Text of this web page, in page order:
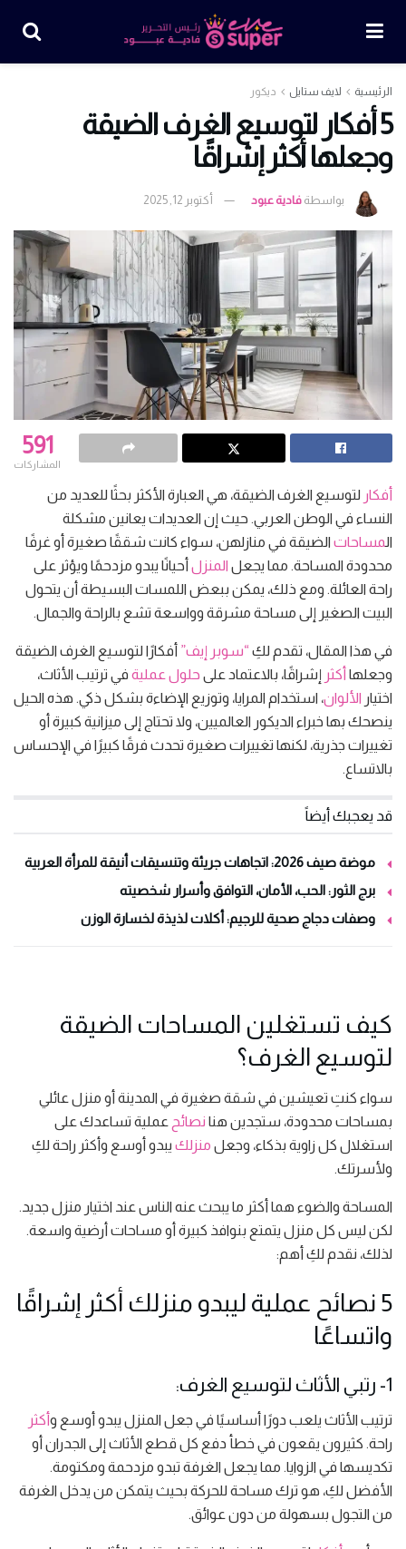
الرئيسية لايف ستايل ديكور
5 أفكار لتوسيع الغرف الضيقة
وجعلها أكثر إشراقًا
بواسطة فادية عبود أكتوبر 12, 2025
591
المشاركات
أفكار لتوسيع الغرف الضيقة، هي العبارة الأكثر بحثًا للعديد من
النساء في الوطن العربي. حيث إن العديدات يعانين مشكلة
المساحات الضيقة في منازلهن، سواء كانت شققًا صغيرة أو غرفًا
محدودة المساحة. مما يجعل المنزل أحيانًا يبدو مزدحمًا ويؤثر على
راحة العائلة. ومع ذلك، يمكن ببعض اللمسات البسيطة أن يتحول
البيت الصغير إلى مساحة مشرقة وواسعة تشع بالراحة والجمال.
في هذا المقال، تقدم لكِ “سوبر إيف” أفكارًا لتوسيع الغرف الضيقة
وجعلها أكثر إشراقًا، بالاعتماد على حلول عملية في ترتيب الأثاث،
اختيار الألوان، استخدام المرايا، وتوزيع الإضاءة بشكل ذكي. هذه الحيل
ينصحك بها خبراء الديكور العالميين، ولا تحتاج إلى ميزانية كبيرة أو
تغييرات جذرية، لكنها تغييرات صغيرة تحدث فرقًا كبيرًا في الإحساس
بالاتساع.
قد يعجبك أيضاً
موضة صيف 2026: اتجاهات جريئة وتنسيقات أنيقة للمرأة العربية
برج الثور: الحب، الأمان، التوافق وأسرار شخصيته
وصفات دجاج صحية للرجيم: أكلات لذيذة لخسارة الوزن
كيف تستغلين المساحات الضيقة
لتوسيع الغرف؟
سواء كنتِ تعيشين في شقة صغيرة في المدينة أو منزل عائلي
بمساحات محدودة، ستجدين هنا نصائح عملية تساعدك على
استغلال كل زاوية بذكاء، وجعل منزلك يبدو أوسع وأكثر راحة لكِ
ولأسرتك.
المساحة والضوء هما أكثر ما يبحث عنه الناس عند اختيار منزل جديد.
لكن ليس كل منزل يتمتع بنوافذ كبيرة أو مساحات أرضية واسعة.
لذلك، نقدم لكِ أهم:
5 نصائح عملية ليبدو منزلك أكثر إشراقًا
واتساعًا
1- رتبي الأثاث لتوسيع الغرف:
ترتيب الأثاث يلعب دورًا أساسيًا في جعل المنزل يبدو أوسع وأكثر
راحة. كثيرون يقعون في خطأ دفع كل قطع الأثاث إلى الجدران أو
تكديسها في الزوايا. مما يجعل الغرفة تبدو مزدحمة ومكتومة.
الأفضل لكِ، هو ترك مساحة للحركة بحيث يتمكن من يدخل الغرفة
من التجول بسهولة من دون عوائق.